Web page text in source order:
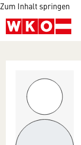
Zum Inhalt springen